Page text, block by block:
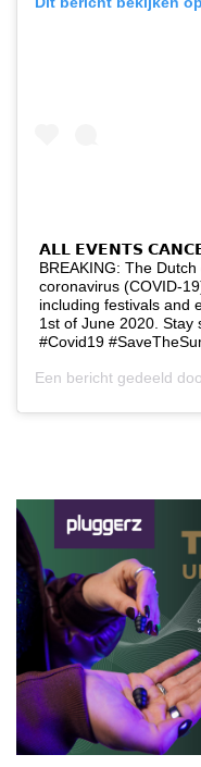
𝗔𝗟𝗟 𝗘𝗩𝗘𝗡𝗧𝗦
BREAKING: The
coronavirus (COVID-
including festivals and
1st of June 2020. Stay
#Covid19
Een bericht gedeeld